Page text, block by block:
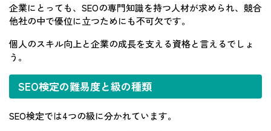
企業にとっても、SEOの専門知識を持つ人材が求められ、競合
他社の中で優位に立つためにも不可欠です。
個人のスキル向上と企業の成長を支える資格と言えるでしょ
う。
SEO検定の難易度と級の種類
SEO検定では4つの級に分かれています。